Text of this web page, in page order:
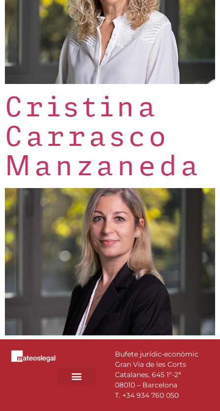
Cristina
Carrasco
Manzaneda
Bufete jurídic-econòmic
Gran Via de les Corts
Catalanes, 645 1º-2ª
08010 – Barcelona
T. +34 934 760 050